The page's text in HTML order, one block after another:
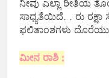
ನೀವು ಎಲ್ಲಾ ರೀತಿಯ
ಸಾಧ್ಯತೆಯಿದೆ. . ರು ರಕ್ಷಾ
ಫಲಿತಾಂಶಗಳು
ಮೀನ ರಾಶಿ :